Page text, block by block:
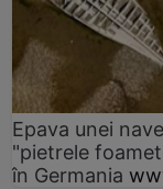
Epava unei
"pietrele
în Germania